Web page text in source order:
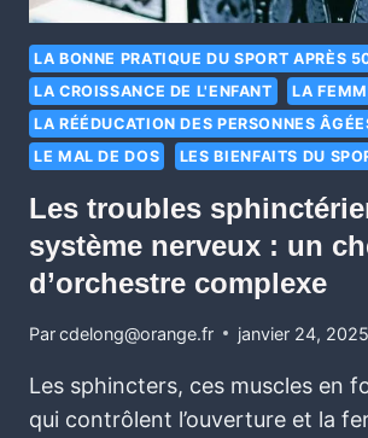
LA BONNE PRATIQUE DU SPORT APRÈS
LA CROISSANCE DE L'ENFANT
LA
LA RÉÉDUCATION DES PERSONNES
LE MAL DE DOS
LES BIENFAITS DU
Les troubles
système nerveux : un
d’orchestre complexe
Parcdelong@orange.fr janvier 24, 2025
Les sphincters, ces muscles en
qui contrôlent l’ouverture et la